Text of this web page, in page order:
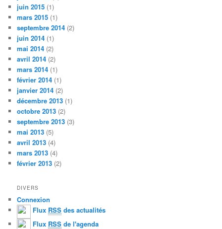
juin 2015 (1)
mars 2015 (1)
septembre 2014 (2)
juin 2014 (1)
mai 2014 (2)
avril 2014 (2)
mars 2014 (1)
février 2014 (1)
janvier 2014 (2)
décembre 2013 (1)
octobre 2013 (2)
septembre 2013 (3)
mai 2013 (5)
avril 2013 (4)
mars 2013 (4)
février 2013 (2)
DIVERS
Connexion
Flux RSS des actualités
Flux RSS de l'agenda